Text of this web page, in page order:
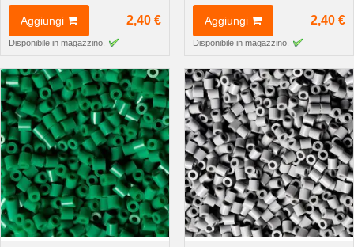
Aggiungi 2,40 €
Disponibile in magazzino.
Aggiungi 2,40 €
Disponibile in magazzino.